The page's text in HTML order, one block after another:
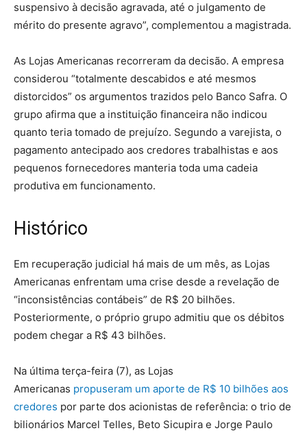
suspensivo à decisão agravada, até o julgamento de
mérito do presente agravo”, complementou a magistrada.
As Lojas Americanas recorreram da decisão. A empresa
considerou “totalmente descabidos e até mesmos
distorcidos” os argumentos trazidos pelo Banco Safra. O
grupo afirma que a instituição financeira não indicou
quanto teria tomado de prejuízo. Segundo a varejista, o
pagamento antecipado aos credores trabalhistas e aos
pequenos fornecedores manteria toda uma cadeia
produtiva em funcionamento.
Histórico
Em recuperação judicial há mais de um mês, as Lojas
Americanas enfrentam uma crise desde a revelação de
“inconsistências contábeis” de R$ 20 bilhões.
Posteriormente, o próprio grupo admitiu que os débitos
podem chegar a R$ 43 bilhões.
Na última terça-feira (7), as Lojas
Americanas propuseram um aporte de R$ 10 bilhões aos
credores por parte dos acionistas de referência: o trio de
bilionários Marcel Telles, Beto Sicupira e Jorge Paulo